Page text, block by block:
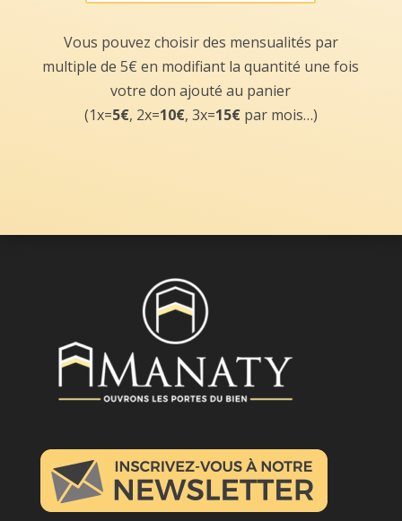
Vous pouvez choisir des mensualités par
multiple de 5€ en modifiant la quantité une fois
votre don ajouté au panier
(1x=5€, 2x=10€, 3x=15€par mois…)